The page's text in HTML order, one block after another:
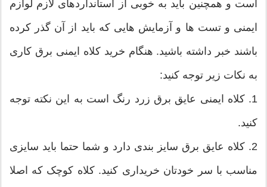
است و همچنین باید به خوبی از استانداردهای لازم لوازم
ایمنی و تست ها و آزمایش هایی که باید از آن گذر کرده
باشند خبر داشته باشید. هنگام خرید کلاه ایمنی برق کاری
به نکات زیر توجه کنید:
1. کلاه ایمنی عایق برق زرد رنگ است به این نکته توجه
کنید.
2. کلاه عایق برق سایز بندی دارد و شما حتما باید سایزی
مناسب با سر خودتان خریداری کنید. کلاه کوچک که اصلا